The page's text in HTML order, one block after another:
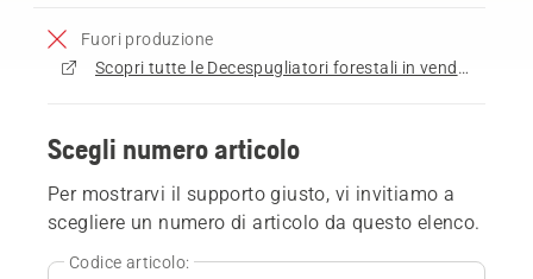
Fuori produzione
Scopri tutte le Decespugliatori forestali in vendita
Scegli numero articolo
Per mostrarvi il supporto giusto, vi invitiamo a
scegliere un numero di articolo da questo elenco.
Codice articolo: